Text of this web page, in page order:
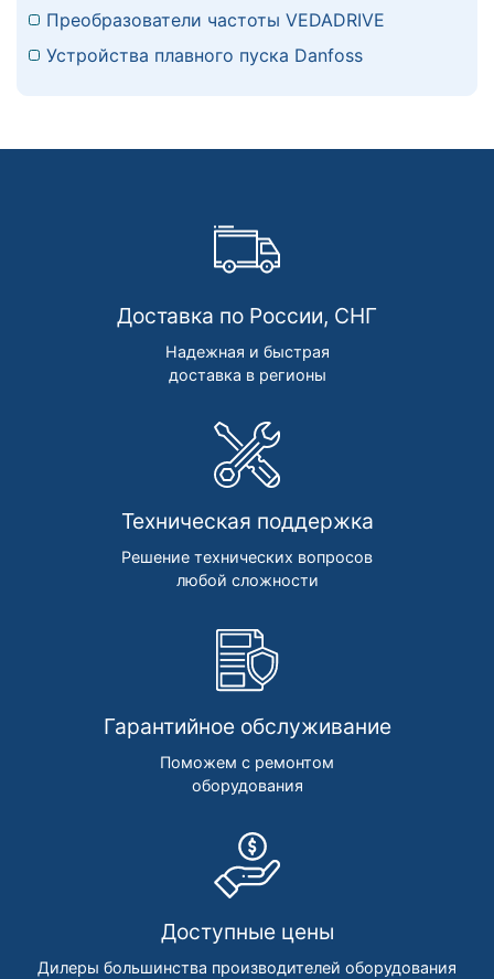
Преобразователи частоты VEDADRIVE
Устройства плавного пуска Danfoss
Доставка по России, СНГ
Надежная и быстрая
доставка в регионы
Техническая поддержка
Решение технических вопросов
любой сложности
Гарантийное обслуживание
Поможем с ремонтом
оборудования
Доступные цены
Дилеры большинства производителей оборудования